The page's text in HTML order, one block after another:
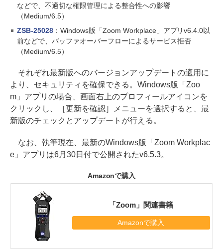
などで、不適切な権限管理による整合性への影響
（Medium/6.5）
ZSB-25028：Windows版「Zoom Workplace」アプリv6.4.0以
前などで、バッファオーバーフローによるサービス拒否
（Medium/6.5）
それぞれ最新版へのバージョンアップデートの適用に
より、セキュリティを確保できる。Windows版「Zoo
m」アプリの場合、画面右上のプロフィールアイコンを
クリックし、［更新を確認］メニューを選択すると、最
新版のチェックとアップデートが行える。
なお、執筆現在、最新のWindows版「Zoom Workplac
e」アプリは6月30日付で公開されたv6.5.3。
Amazonで購入
「Zoom」関連書籍
Amazonで購入